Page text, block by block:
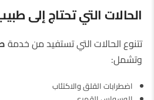
الحالات التي تحتاج إلى
تتنوع الحالات التي تستفيد من خدمة
وتشمل:
اضطرابات القلق والاكتئاب